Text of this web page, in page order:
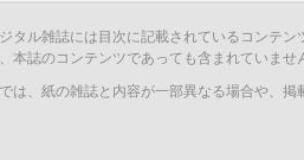
タル雑誌には目次に記載されているコンテン
本誌のコンテンツであっても含まれていませ
は、紙の雑誌と内容が一部異なる場合や、掲